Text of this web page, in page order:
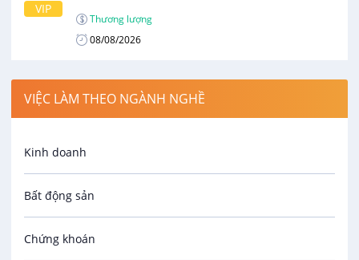
VIP
Thương lượng
08/08/2026
VIỆC LÀM THEO NGÀNH NGHỀ
Kinh doanh
Bất động sản
Chứng khoán